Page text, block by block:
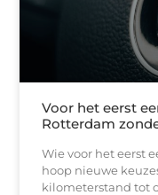
Voor het eerst
Rotterdam
Wie voor het eerst
hoop nieuwe
kilometerstand tot